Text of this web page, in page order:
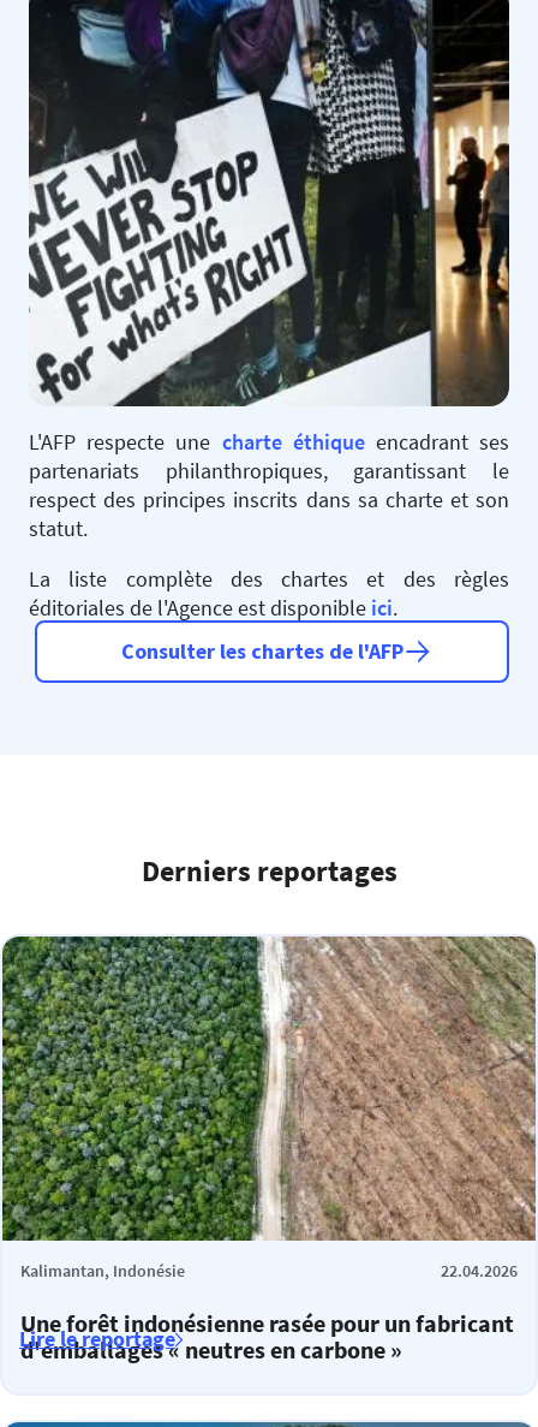
L'AFP respecte une charte éthiqueencadrant ses
partenariats philanthropiques, garantissant le
respect des principes inscrits dans sa charte et son
statut.
La liste complète des chartes et des règles
éditoriales de l'Agence est disponible ici.
Consulter les chartes de l'AFP
Derniers reportages
Kalimantan, Indonésie 22.04.2026
Une forêt indonésienne rasée pour un fabricant
d'emballages « neutres en carbone »
Lire le reportage